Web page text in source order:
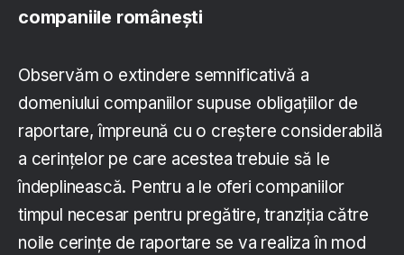
companiile românești
Observăm o extindere semnificativă a
domeniului companiilor supuse obligațiilor de
raportare, împreună cu o creștere considerabilă
a cerințelor pe care acestea trebuie să le
îndeplinească. Pentru a le oferi companiilor
timpul necesar pentru pregătire, tranziția către
noile cerințe de raportare se va realiza în mod